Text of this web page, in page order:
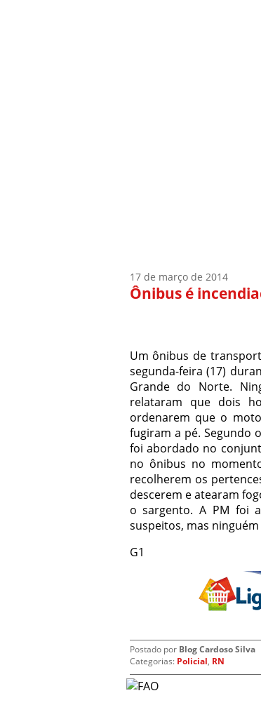
17 de março de 2014
Ônibus é
Um ônibus de
segunda-feira (17)
Grande do Norte.
relataram que dois
ordenarem que o
fugiram a pé. Segundo
foi abordado no
no ônibus no
recolherem os
descerem e atearam
o sargento. A PM foi
suspeitos, mas
G1
Postado por Blog Cardoso Silva
Categorias: Policial, RN